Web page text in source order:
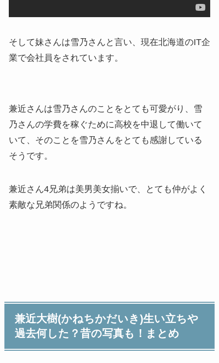
そして妹さんは雪乃さんと言い、現在北海道のIT企
業で会社員をされています。
兼近さんは雪乃さんのことをとても可愛がり、雪
乃さんの学費を稼ぐために高校を中退して働いて
いて、そのことを雪乃さんをとても感謝している
そうです。
兼近さん4兄弟は美男美女揃いで、とても仲がよく
素敵な兄弟関係のようですね。
兼近大樹(かねちかだいき)生い立ちや
過去何した？昔の写真も！まとめ